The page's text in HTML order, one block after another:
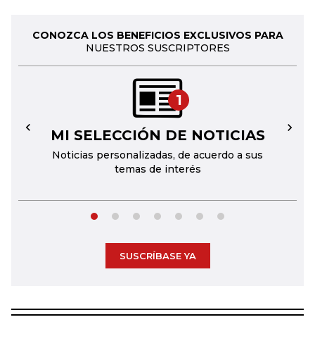
CONOZCA LOS BENEFICIOS EXCLUSIVOS PARA
NUESTROS SUSCRIPTORES
1
MI SELECCIÓN DE NOTICIAS
Noticias personalizadas, de acuerdo a sus
temas de interés
← →
SUSCRÍBASE YA